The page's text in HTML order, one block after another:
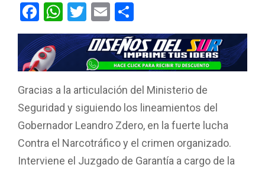
F
a
ce
b
o
o
k
W
h
at
s
A
p
p
T
wi
tt
er
E
m
ail
o
m
p
ar
tir
Gracias a la articulación del Ministerio de
Seguridad y siguiendo los lineamientos del
Gobernador Leandro Zdero, en la fuerte lucha
Contra el Narcotráfico y el crimen organizado.
Interviene el Juzgado de Garantía a cargo de la